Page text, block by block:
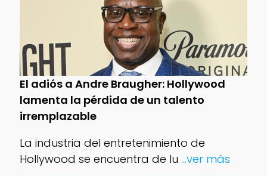
El adiós a Andre Braugher: Hollywood
lamenta la pérdida de un talento
irremplazable
La industria del entretenimiento de
Hollywood se encuentra de lu ...ver más